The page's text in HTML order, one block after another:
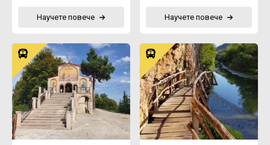
Научете повече Научете повече